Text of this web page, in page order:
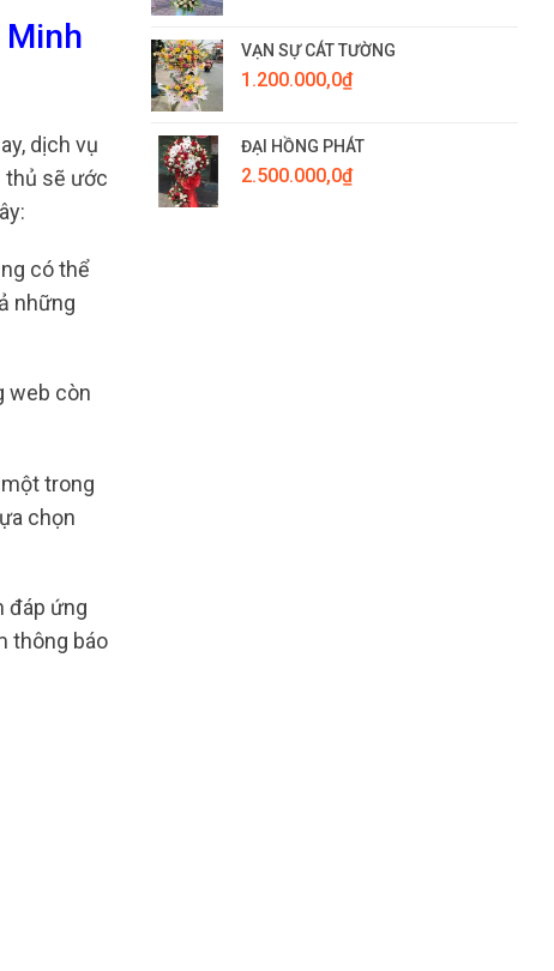
dịch vụ
thủ sẽ ước
có thể
những
web còn
trong
chọn
đáp ứng
thông báo
1.200.000,0₫.
VẠN SỰ CÁT TƯỜNG
1.200.000,0₫
ĐẠI HỒNG PHÁT
2.500.000,0₫